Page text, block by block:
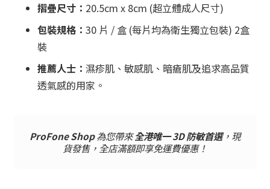
摺疊尺寸： 20.5cm x 8cm (超立體成人尺寸)
包裝規格： 30 片 / 盒 (每片均為衛生獨立包裝) 2盒
裝
推薦人士： 濕疹肌、敏感肌、暗瘡肌及追求高品質
透氣感的用家。
ProFone Shop為您帶來全港唯一 3D 防敏首選，現
貨發售，全店滿額即享免運費優惠！